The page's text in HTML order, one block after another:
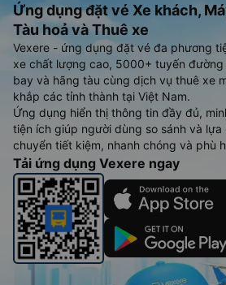
Ứng dụng đặt vé Xe khách,
Tàu hoả và Thuê xe
Vexere - ứng dụng đặt vé đa phương
xe chất lượng cao, 5000+ tuyến
bay và hãng tàu cùng dịch vụ thuê xe
khắp các tỉnh thành tại Việt Nam.
Ứng dụng hiển thị thông tin đầy đủ,
tiện ích giúp người dùng so sánh và
chuyển tiết kiệm, nhanh chóng và phù
Tải ứng dụng Vexere ngay